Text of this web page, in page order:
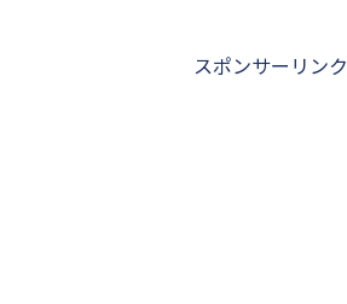
スポンサーリンク